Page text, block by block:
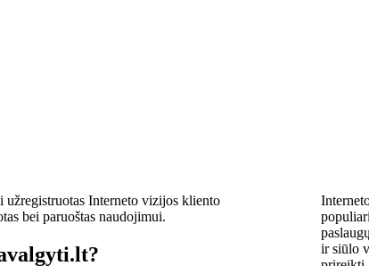
užregistruotas Interneto vizijos kliento
bei paruoštas naudojimui.
ir siūlo